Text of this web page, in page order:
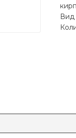
Вид